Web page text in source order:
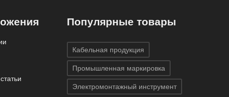
Популярные товары
Кабельная продукция
Промышленная маркировка
Электромонтажный инструмент